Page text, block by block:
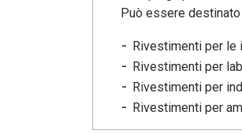
Può essere
Rivestimenti per le
Rivestimenti per
Rivestimenti per
Rivestimenti per